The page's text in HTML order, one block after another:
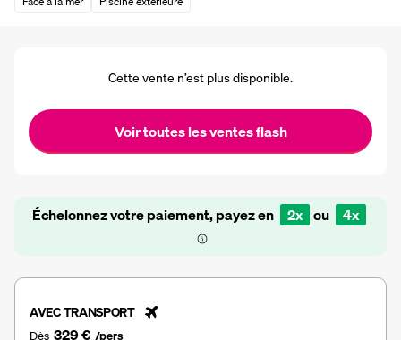
Cette vente n’est plus disponible.
Voir toutes les ventes flash
Échelonnez votre paiement, payez en 2x ou 4x
AVEC TRANSPORT
Dès 329 € /pers